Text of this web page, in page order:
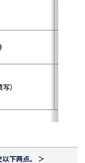
）
下两点。 ＞